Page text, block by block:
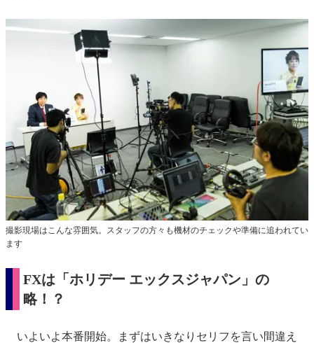
撮影現場はこんな雰囲気。スタッフの方々も機材のチェックや準備に追われてい
ます
FXは「ホリデー エックスジャパン」の
略！？
いよいよ本番開始。まずはいきなりセリフを言い間違え